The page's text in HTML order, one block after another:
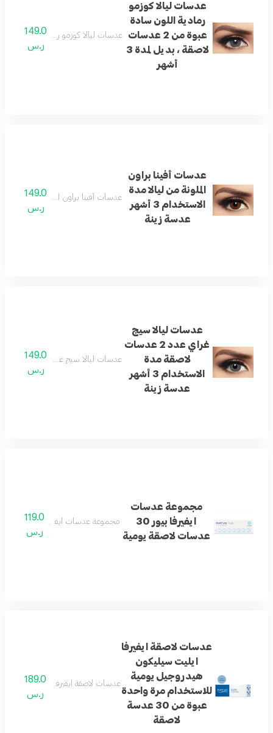
عدسات ليالا كوزمو
رمادية اللون سادة
عبوة من 2 عدسات
لاصقة ، بديل لمدة 3
أشهر
عدسات ليالا كوزمو رمادية اللون سادة عبوة من 2 عدسات لاصقة
149.0
ر.س
عدسات أفينا براون
الملونة من ليالا مدة
الاستخدام 3 أشهر
عدسة زينة
عدسات أفينا براون الملونة من ليالا مدة
149.0
ر.س
عدسات ليالا سيج
غراي عدد 2 عدسات
لاصقة مدة
الاستخدام 3 أشهر
عدسة زينة
عدسات ليالا سيج غراي عدد 2 عدسات لاصقة مدة الاستخدام 3 أشهر عدسة زينة
149.0
ر.س
مجموعة عدسات
ايفيرفا بيور 30
عدسات لاصقة يومية
مجموعة عدسات ايفيرفا بيور 30 عدسات لاصقة يومية
119.0
ر.س
عدسات لاصقة ايفيرفا
ايليت سيليكون
هيدروجيل يومية
للاستخدام مرة واحدة
عبوة من 30 عدسة
لاصقة
عدسات لاصقة ايفيرفا ايليت سيليكون
189.0
ر.س